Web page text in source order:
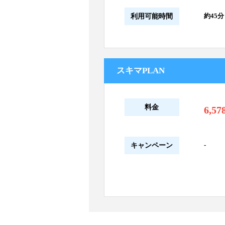
利用可能時間 約45分
スキマPLAN
料金
キャンペーン -